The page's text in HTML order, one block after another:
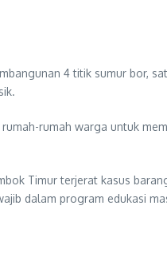
4 titik sumur bor,
rumah warga untuk
Timur terjerat kasus
dalam program edukasi